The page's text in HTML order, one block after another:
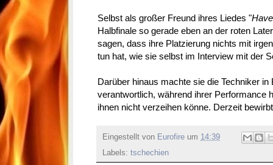
Selbst als großer Freund ihres Liedes "
Halbfinale so gerade eben an der roten
sagen, dass ihre Platzierung nichts mit
tun hat, wie sie selbst im Interview mit der
Darüber hinaus machte sie die Techniker
verantwortlich, während ihrer Performance
ihnen nicht verzeihen könne. Derzeit
Eingestellt von Eurofire um 14:39
Labels: tschechien